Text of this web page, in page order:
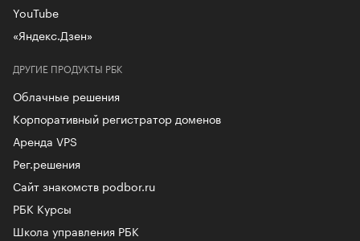
ДРУГИЕ ПРОДУКТЫ РБК
Облачные решения
Корпоративный регистратор доменов
Аренда VPS
Рег.решения
Сайт знакомств podbor.ru
РБК Курсы
Школа управления РБК
YouTube
«Яндекс.Дзен»